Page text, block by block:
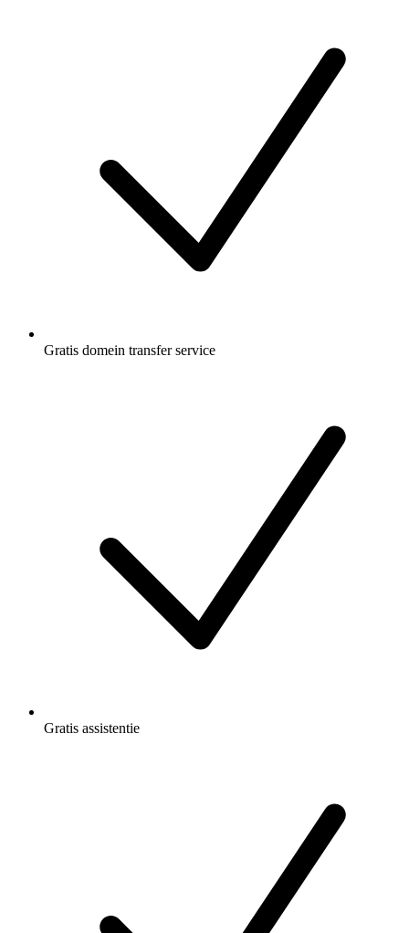
Gratis domein transfer service
Gratis assistentie